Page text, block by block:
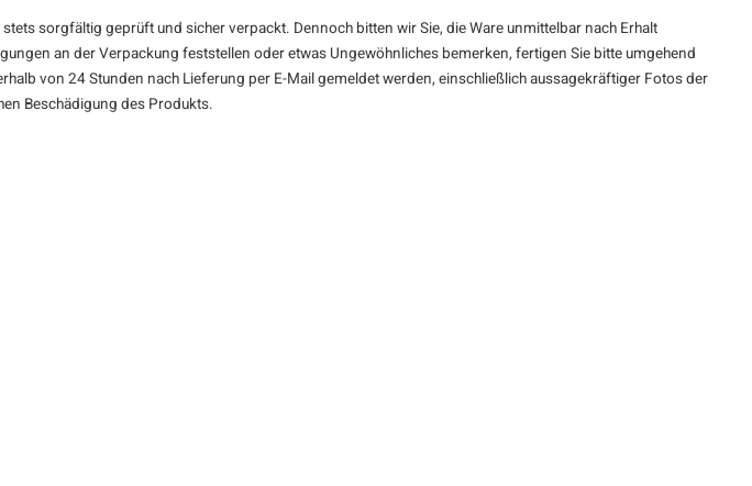
sorgfältig geprüft und sicher verpackt. Dennoch bitten wir Sie, die Ware unmittelbar nach Erhalt
an der Verpackung feststellen oder etwas Ungewöhnliches bemerken, fertigen Sie bitte umgehend
von 24 Stunden nach Lieferung per E-Mail gemeldet werden, einschließlich aussagekräftiger Fotos der
Beschädigung des Produkts.